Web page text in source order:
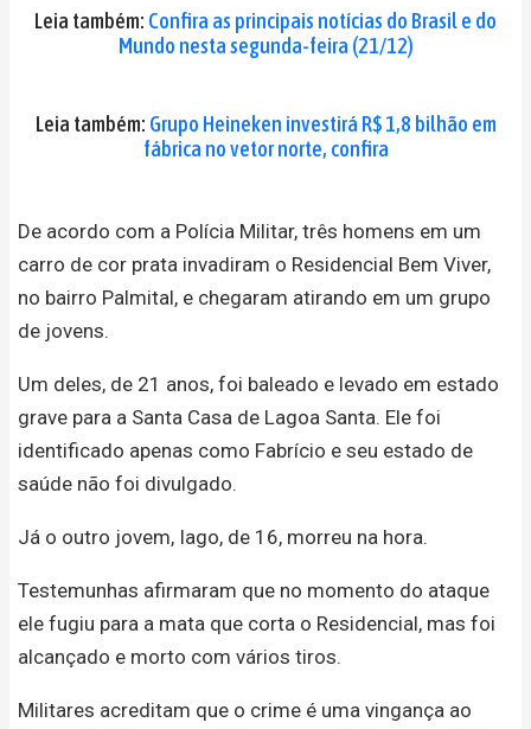
Leia também: Confira as principais notícias do Brasil e do
Mundo nesta segunda-feira (21/12)
Leia também: Grupo Heineken investirá R$ 1,8 bilhão em
fábrica no vetor norte, confira
De acordo com a Polícia Militar, três homens em um
carro de cor prata invadiram o Residencial Bem Viver,
no bairro Palmital, e chegaram atirando em um grupo
de jovens.
Um deles, de 21 anos, foi baleado e levado em estado
grave para a Santa Casa de Lagoa Santa. Ele foi
identificado apenas como Fabrício e seu estado de
saúde não foi divulgado.
Já o outro jovem, Iago, de 16, morreu na hora.
Testemunhas afirmaram que no momento do ataque
ele fugiu para a mata que corta o Residencial, mas foi
alcançado e morto com vários tiros.
Militares acreditam que o crime é uma vingança ao